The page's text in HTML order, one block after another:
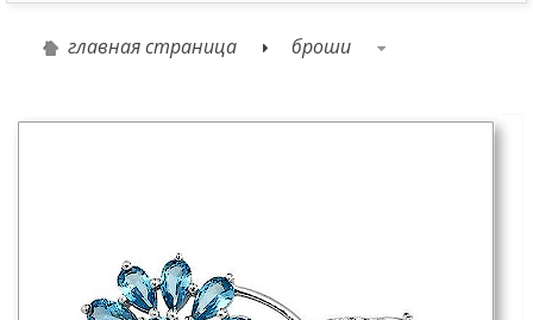
главная страница броши